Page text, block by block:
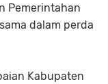
Pemerintahan
dalam perda
Kabupaten